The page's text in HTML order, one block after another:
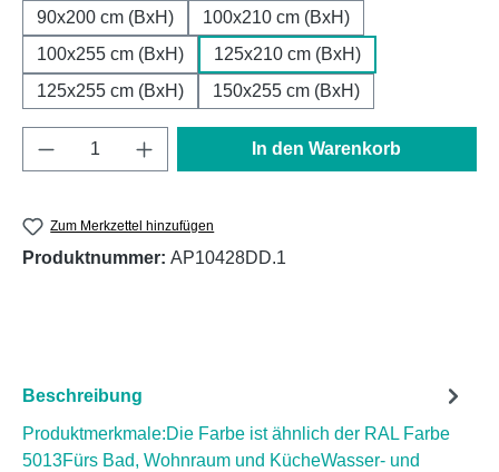
90x200 cm (BxH)
100x210 cm (BxH)
100x255 cm (BxH)
125x210 cm (BxH)
125x255 cm (BxH)
150x255 cm (BxH)
Produkt Anzahl: Gib den gewünschten
In den Warenkorb
Zum Merkzettel hinzufügen
Produktnummer: AP10428DD.1
Beschreibung
Produktmerkmale:Die Farbe ist ähnlich der RAL Farbe
5013Fürs Bad, Wohnraum und KücheWasser- und